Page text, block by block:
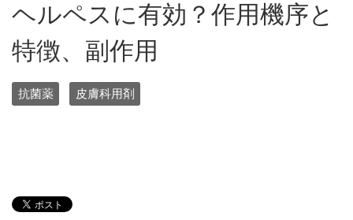
ヘルペスに有効？作用機序と
特徴、副作用
抗菌薬 皮膚科用剤